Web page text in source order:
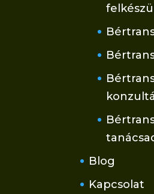
Blog
Kapcsolat